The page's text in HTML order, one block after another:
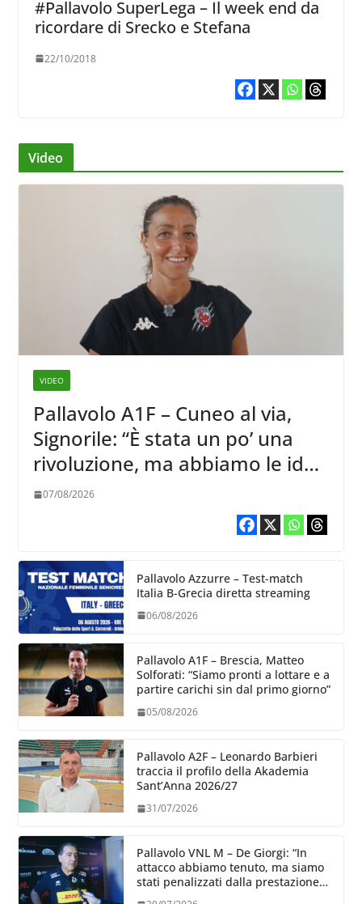
#Pallavolo SuperLega – Il week end da
ricordare di Srecko e Stefana
22/10/2018
Video
VIDEO
Pallavolo A1F – Cuneo al via,
Signorile: “È stata un po’ una
rivoluzione, ma abbiamo le idee
chiare siu cosa vogliamo fare”
07/08/2026
Pallavolo Azzurre – Test-match
Italia B-Grecia diretta streaming
06/08/2026
Pallavolo A1F – Brescia, Matteo
Solforati: “Siamo pronti a lottare e a
partire carichi sin dal primo giorno”
05/08/2026
Pallavolo A2F – Leonardo Barbieri
traccia il profilo della Akademia
Sant’Anna 2026/27
31/07/2026
Pallavolo VNL M – De Giorgi: “In
attacco abbiamo tenuto, ma siamo
stati penalizzati dalla prestazione